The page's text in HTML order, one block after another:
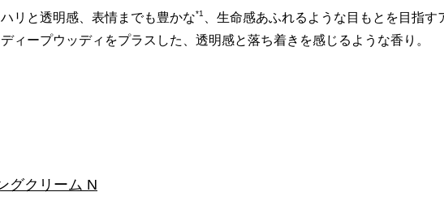
リと透明感、表情までも豊かな*1
、生命感あふれるような目もとを目指
ィープウッディをプラスした、透明感と落ち着きを感じるような香り。
グクリーム N